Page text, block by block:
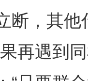
断，其
再遇到